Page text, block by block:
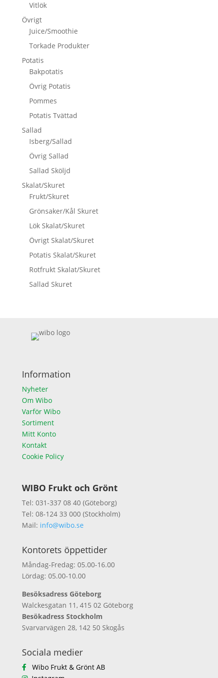
Vitlök
Övrigt
Juice/Smoothie
Torkade Produkter
Potatis
Bakpotatis
Övrig Potatis
Pommes
Potatis Tvättad
Sallad
Isberg/Sallad
Övrig Sallad
Sallad Sköljd
Skalat/Skuret
Frukt/Skuret
Grönsaker/Kål Skuret
Lök Skalat/Skuret
Övrigt Skalat/Skuret
Potatis Skalat/Skuret
Rotfrukt Skalat/Skuret
Sallad Skuret
Information
Nyheter
Om Wibo
Varför Wibo
Sortiment
Mitt Konto
Kontakt
Cookie Policy
WIBO Frukt och Grönt
Tel: 031-337 08 40 (Göteborg)
Tel: 08-124 33 000 (Stockholm)
Mail: info@wibo.se
Kontorets öppettider
Måndag-Fredag: 05.00-16.00
Lördag: 05.00-10.00
Besöksadress Göteborg
Walckesgatan 11, 415 02 Göteborg
Besökadress Stockholm
Svarvarvägen 28, 142 50 Skogås
Sociala medier
Wibo Frukt & Grönt AB